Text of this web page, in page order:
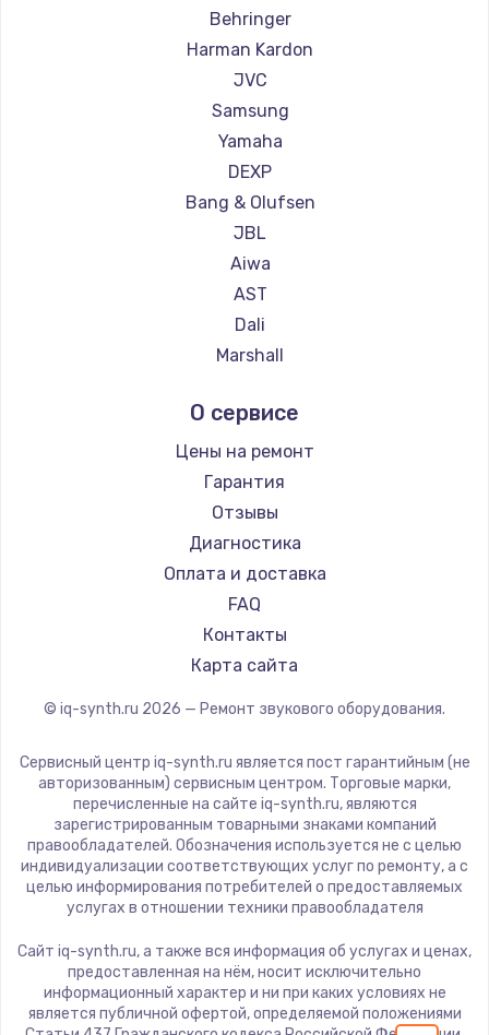
Замена вебкамеры
1260 руб.
Заказать
725 руб.
Заказать
Замена жесткого диска
750 руб.
Заказать
Ремонт цепей питания
2500 руб.
Заказать
Замена видеокарты
1600 руб.
Заказать
Ремонт разъема питания
880 руб.
Замена видеочипа
2745 руб.
Заказать
Замена северного моста
2600 руб.
Заказать
Behringer
Harman Kardon
JVC
Samsung
Yamaha
DEXP
Bang & Olufsen
JBL
Aiwa
AST
Dali
Marshall
О сервисе
Цены на ремонт
Гарантия
Отзывы
Диагностика
Оплата и доставка
FAQ
Контакты
Карта сайта
© iq-synth.ru 2026 — Ремонт звукового оборудования.
Сервисный центр iq-synth.ru является пост гарантийным (не
авторизованным) сервисным центром. Торговые марки,
перечисленные на сайте iq-synth.ru, являются
зарегистрированным товарными знаками компаний
правообладателей. Обозначения используется не с целью
индивидуализации соответствующих услуг по ремонту, а с
целью информирования потребителей о предоставляемых
услугах в отношении техники правообладателя
Сайт iq-synth.ru, а также вся информация об услугах и ценах,
предоставленная на нём, носит исключительно
информационный характер и ни при каких условиях не
является публичной офертой, определяемой положениями